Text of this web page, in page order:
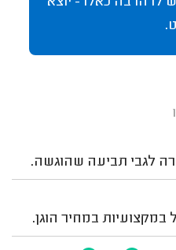
לגבי תביעה שהוגשה.
במחיר הוגן.